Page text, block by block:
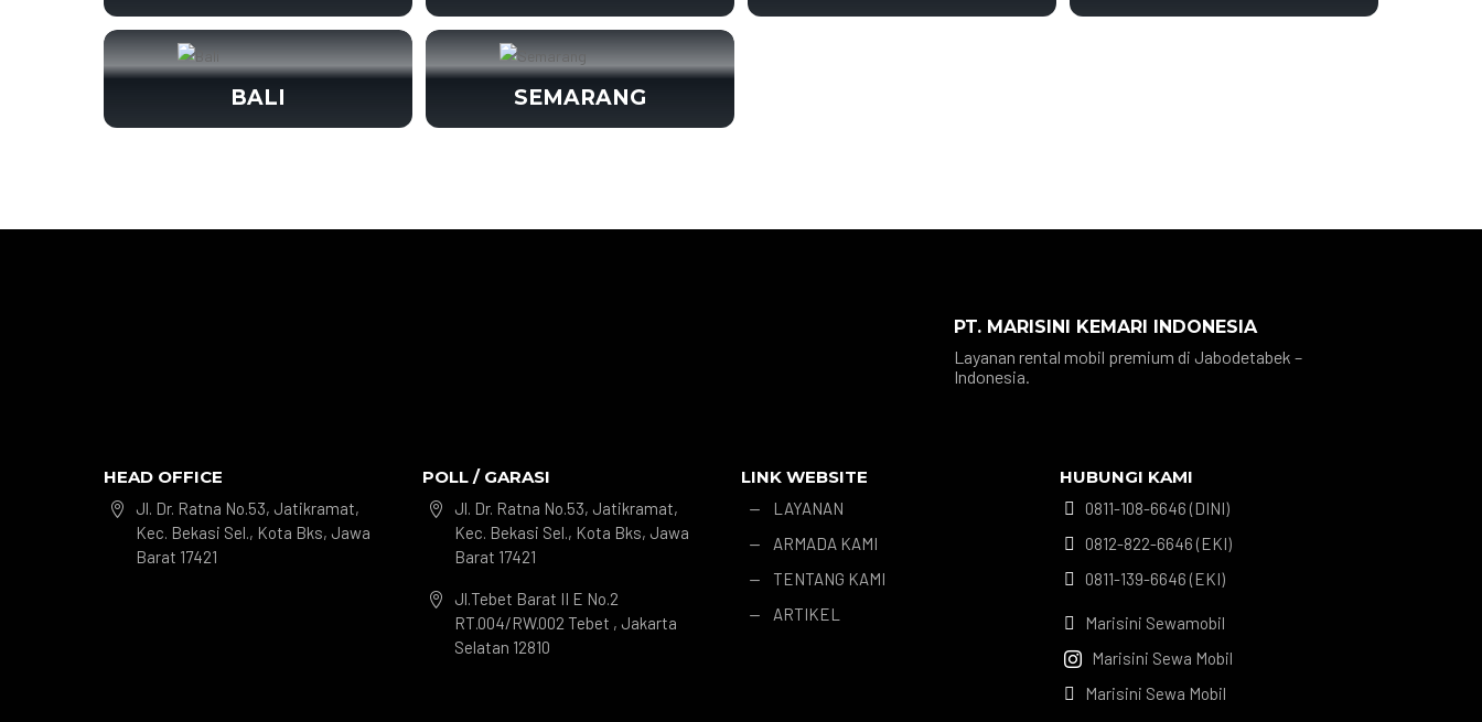
BALI SEMARANG
PT. MARISINI KEMARI INDONESIA
Layanan rental mobil premium di Jabodetabek –
Indonesia.
HEAD OFFICE

Jl. Dr. Ratna No.53, Jatikramat,
Kec. Bekasi Sel., Kota Bks, Jawa
Barat 17421
POLL / GARASI

Jl. Dr. Ratna No.53, Jatikramat,
Kec. Bekasi Sel., Kota Bks, Jawa
Barat 17421

Jl.Tebet Barat II E No.2
RT.004/RW.002 Tebet , Jakarta
Selatan 12810
LINK WEBSITE
K LAYANAN
K ARMADA KAMI
K TENTANG KAMI
K ARTIKEL
HUBUNGI KAMI
 0811-108-6646 (DINI)
 0812-822-6646 (EKI)
 0811-139-6646 (EKI)
 Marisini Sewamobil
 Marisini Sewa Mobil
 Marisini Sewa Mobil